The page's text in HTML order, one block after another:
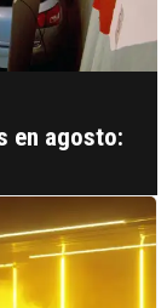
en agosto: